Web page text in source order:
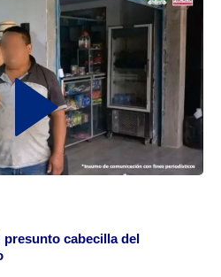
presunto cabecilla del